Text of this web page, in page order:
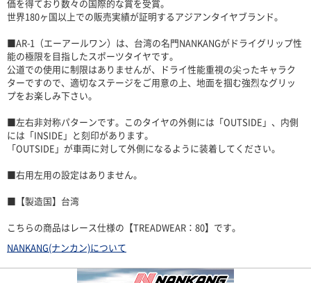
価を得ており数々の国際的な賞を受賞。
世界180ヶ国以上での販売実績が証明するアジアンタイヤブランド。
■AR-1（エーアールワン）は、台湾の名門NANKANGがドライグリップ性
能の極限を目指したスポーツタイヤです。
公道での使用に制限はありませんが、ドライ性能重視の尖ったキャラク
ターですので、適切なステージをご用意の上、地面を掴む強烈なグリッ
プをお楽しみ下さい。
■左右非対称パターンです。このタイヤの外側には「OUTSIDE」、内側
には「INSIDE」と刻印があります。
「OUTSIDE」が車両に対して外側になるように装着してください。
■右用左用の設定はありません。
■【製造国】台湾
こちらの商品はレース仕様の【TREADWEAR：80】です。
NANKANG(ナンカン)について